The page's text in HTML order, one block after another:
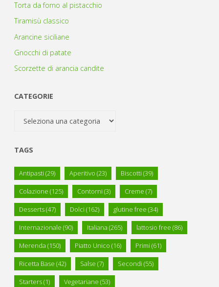
Torta da forno al pistacchio
Tiramisù classico
Arancine siciliane
Gnocchi di patate
Scorzette di arancia candite
CATEGORIE
Categorie
TAGS
Antipasti (29) Aperitivo (23) Biscotti (39)
Colazione (125) Contorni (3) Creme (7)
Desserts(47) Dolci (162) glutine free (34)
Internazionale (90) Italiana (265) lattosio free (86)
Merenda (150) Piatto Unico (16) Primi (61)
Ricetta Base (42) Salse (7) Secondi (55)
Starters(1) Vegetariane (53)